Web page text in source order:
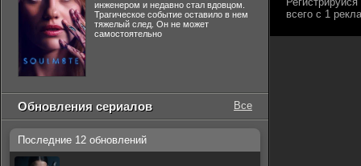
инженером и недавно стал вдовцом.
Трагическое событие оставило в нем
тяжелый след. Он не может
самостоятельно
Обновления сериалов Все
Последние 12 обновлений